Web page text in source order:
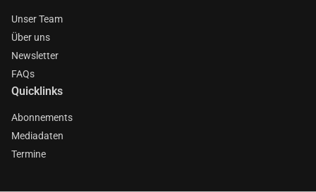
Unser Team
Über uns
Newsletter
FAQs
Quicklinks
Abonnements
Mediadaten
Termine